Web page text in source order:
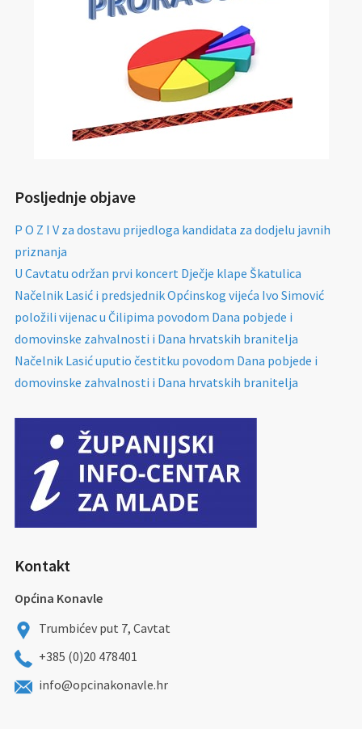
Posljednje objave
P O Z I V za dostavu prijedloga kandidata za dodjelu javnih
priznanja
U Cavtatu održan prvi koncert Dječje klape Škatulica
Načelnik Lasić i predsjednik Općinskog vijeća Ivo Simović
položili vijenac u Čilipima povodom Dana pobjede i
domovinske zahvalnosti i Dana hrvatskih branitelja
Načelnik Lasić uputio čestitku povodom Dana pobjede i
domovinske zahvalnosti i Dana hrvatskih branitelja
Kontakt
Općina Konavle
Trumbićev put 7, Cavtat
+385 (0)20 478401
info@opcinakonavle.hr